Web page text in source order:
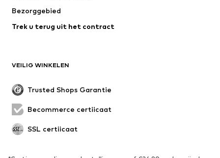
Ondergoed
Mantels
Rokken
Evenementen
SCHOENEN
Sneakers
Enkellaarsjes
Bezorggebied
Trek u terug uit het contract
VEILIG WINKELEN
Trusted Shops Garantie
Becommerce certificaat
SSL certificaat